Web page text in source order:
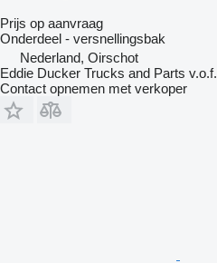
Prijs op aanvraag
Onderdeel - versnellingsbak
Nederland, Oirschot
Eddie Ducker Trucks and Parts v.o.f.
Contact opnemen met verkoper